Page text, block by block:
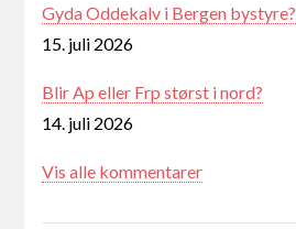
Gyda Oddekalv i Bergen bystyre?
15. juli 2026
Blir Ap eller Frp størst i nord?
14. juli 2026
Vis alle kommentarer